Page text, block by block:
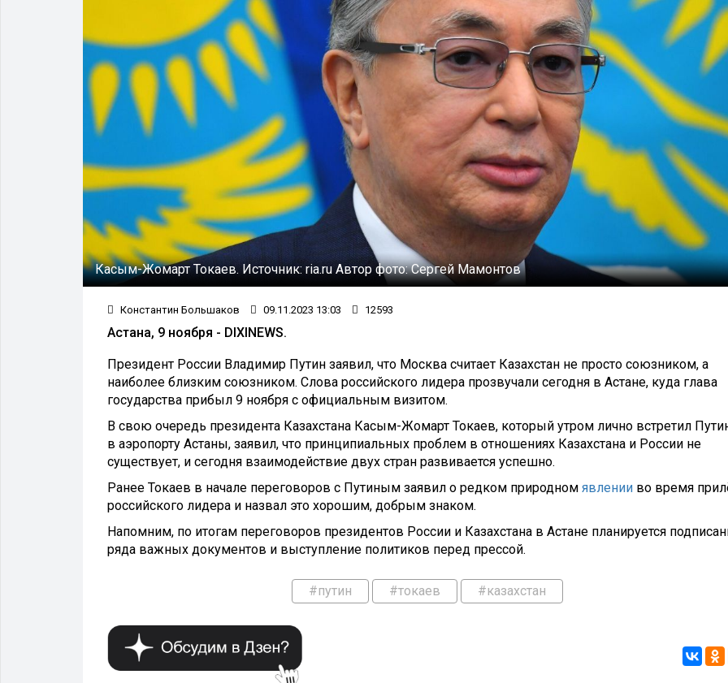
Касым-Жомарт Токаев.Источник:ria.ru Автор фото:Сергей Мамонтов
Константин Большаков 09.11.2023 13:03 12593
Астана, 9 ноября - DIXINEWS.
Президент России Владимир Путин заявил, что Москва считает Казахстан не просто союзником, а
наиболее близким союзником. Слова российского лидера прозвучали сегодня в Астане, куда глава
государства прибыл 9 ноября с официальным визитом.
В свою очередь президента Казахстана Касым-Жомарт Токаев, который утром лично встретил
в аэропорту Астаны, заявил, что принципиальных проблем в отношениях Казахстана и России не
существует, и сегодня взаимодействие двух стран развивается успешно.
Ранее Токаев в начале переговоров с Путиным заявил о редком природном явлении во время
российского лидера и назвал это хорошим, добрым знаком.
Напомним, по итогам переговоров президентов России и Казахстана в Астане планируется
ряда важных документов и выступление политиков перед прессой.
#путин #токаев #казахстан